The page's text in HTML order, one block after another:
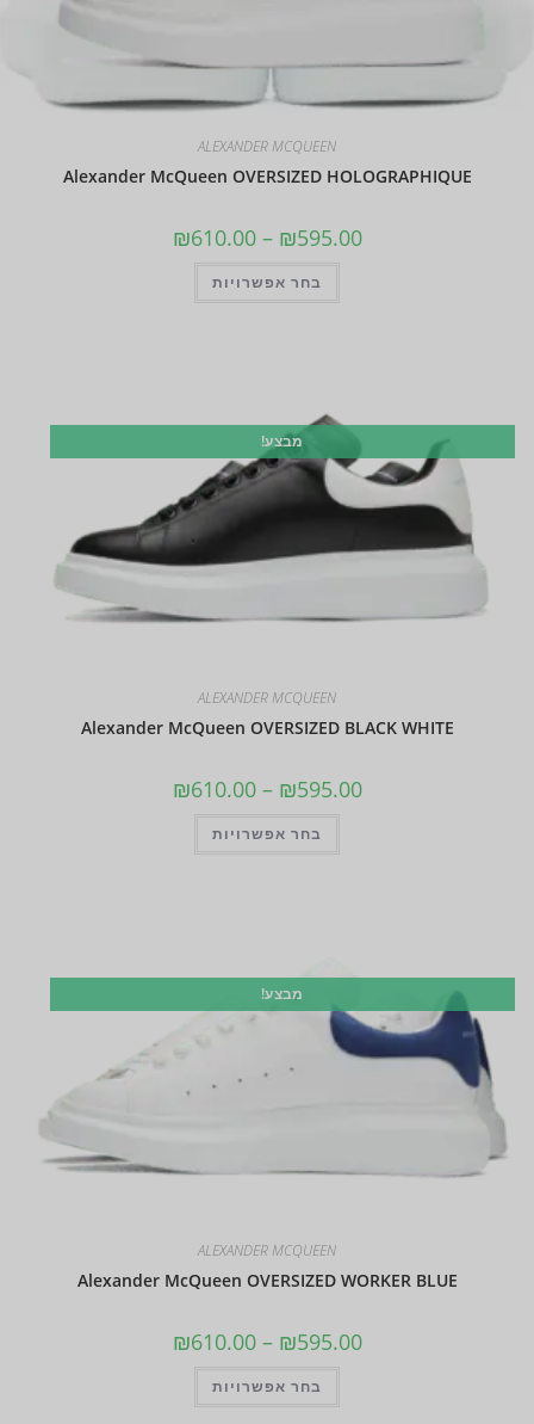
ALEXANDER MCQUEEN
Alexander McQueen OVERSIZED HOLOGRAPHIQUE
₪595.00
–
₪610.00
בחר אפשרויות
מבצע!
ALEXANDER MCQUEEN
Alexander McQueen OVERSIZED BLACK WHITE
₪595.00
–
₪610.00
בחר אפשרויות
מבצע!
ALEXANDER MCQUEEN
Alexander McQueen OVERSIZED WORKER BLUE
₪595.00
–
₪610.00
בחר אפשרויות